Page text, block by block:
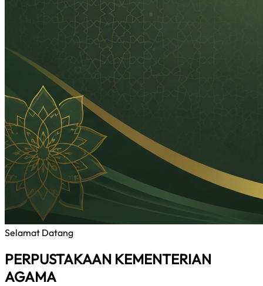
Selamat Datang
PERPUSTAKAAN KEMENTERIAN
AGAMA